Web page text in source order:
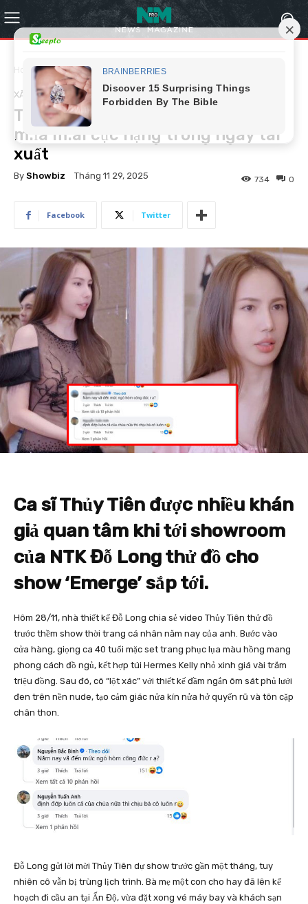
Home Xã hội
XÃ HỘI
Thủy Tiên bị 1 nhân vật quyền lực
m:ỉa m:ai cực nặng trong ngày tái
xuất
By Showbiz Tháng 11 29, 2025 0
734
Facebook Twitter
Ca sĩ Thủy Tiên được nhiều khán
giả quan tâm khi tới showroom
của NTK Đỗ Long thử đồ cho
show ‘Emerge’ sắp tới.
Hôm 28/11, nhà thiết kế Đỗ Long chia sẻ video Thủy Tiên thử đồ
trước thềm show thời trang cá nhân năm nay của anh. Bước vào
cửa hàng, giọng ca 40 tuổi mặc set trang phục lụa màu hồng mang
phong cách đồ ngủ, kết hợp túi Hermes Kelly nhỏ xinh giá vài trăm
triệu đồng. Sau đó, cô “lột xác” với thiết kế đầm ngắn ôm sát phủ lưới
đen trên nền nude, tạo cảm giác nửa kín nửa hở quyến rũ và tôn cặp
chân thon.
Đỗ Long gửi lời mời Thủy Tiên dự show trước gần một tháng, tuy
nhiên cô vẫn bị trùng lịch trình. Bà mẹ một con cho hay đã lên kế
hoạch đi cầu an tại Ấn Độ, vừa đặt xong vé máy bay và khách sạn